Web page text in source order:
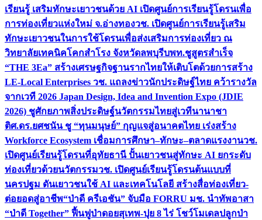
เรียนรู้ เสริมทักษะเยาวชนด้วย AI เปิดศูนย์การเรียนรู้โดรนเพื่อ
การท่องเที่ยวแห่งใหม่ จ.อ่างทองวช. เปิดศูนย์การเรียนรู้เสริม
ทักษะเยาวชนในการใช้โดรนเพื่อส่งเสริมการท่องเที่ยว ณ
วิทยาลัยเทคนิคโคกสำโรง จังหวัดลพบุรีบพท.ชูสูตรสำเร็จ
“THE 3Ea” สร้างเศรษฐกิจฐานรากไทยให้เติบโตด้วยการสร้าง
LE-Local Enterprises วช. แถลงข่าวนักประดิษฐ์ไทย คว้ารางวัล
จากเวที 2026 Japan Design, Idea and Invention Expo (JDIE
2026) ชูศักยภาพสิ่งประดิษฐ์นวัตกรรมไทยสู่เวทีนานาชา
ติศ.ดร.ยศชนัน ชู “ทุนมนุษย์” กุญแจสู่อนาคตไทย เร่งสร้าง
Workforce Ecosystem เชื่อมการศึกษา–ทักษะ–ตลาดแรงงานวช.
เปิดศูนย์เรียนรู้โดรนที่อุทัยธานี ปั้นเยาวชนสู่ทักษะ AI ยกระดับ
ท่องเที่ยวด้วยนวัตกรรมวช. เปิดศูนย์เรียนรู้โดรนต้นแบบที่
นครปฐม ดันเยาวชนใช้ AI และเทคโนโลยี สร้างสื่อท่องเที่ยว-
ต่อยอดสู่อาชีพ“ป่าดี ครีเอชัน” จับมือ FORRU มช. นำทัพอาสา
“ป่าดี Together” ฟื้นฟูป่าดอยสุเทพ-ปุย 8 ไร่ โชว์โมเดลปลูกป่า